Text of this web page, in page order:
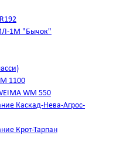
1М "Бычок"
1100
WM 550
Каскад-Нева-Агрос-
Крот-Тарпан